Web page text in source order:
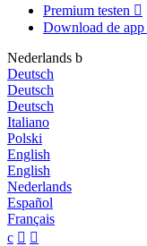
Premium testen 
Download de app
Nederlands b
Deutsch
Deutsch
Deutsch
Italiano
Polski
English
English
Nederlands
Español
Français
c  